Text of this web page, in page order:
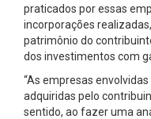
praticados por essas
incorporações
patrimônio do
dos investimentos com
“As empresas
adquiridas pelo
sentido, ao fazer uma